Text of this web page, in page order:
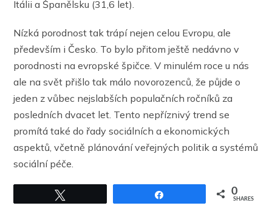
Itálii a Španělsku (31,6 let).
Nízká porodnost tak trápí nejen celou Evropu, ale
především i Česko. To bylo přitom ještě nedávno v
porodnosti na evropské špičce. V minulém roce u nás
ale na svět přišlo tak málo novorozenců, že půjde o
jeden z vůbec nejslabších populačních ročníků za
posledních dvacet let. Tento nepříznivý trend se
promítá také do řady sociálních a ekonomických
aspektů, včetně plánování veřejných politik a systémů
sociální péče.
0
SHARES